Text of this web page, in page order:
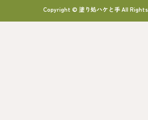
Copyright © 塗り処ハケと手 All